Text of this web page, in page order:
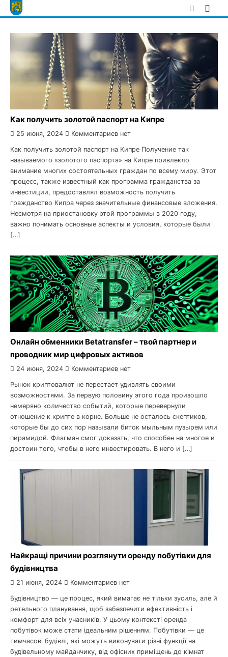
Skip
to
Как получить золотой паспорт на Кипре
25 июня, 2024 Комментариев нет
Как получить золотой паспорт на Кипре Получение так
называемого «золотого паспорта» на Кипре привлекло
внимание многих состоятельных граждан по всему миру. Этот
процесс, также известный как программа гражданства за
инвестиции, предоставлял возможность получить
гражданство Кипра через значительные финансовые вложения.
Несмотря на приостановку этой программы в 2020 году,
важно понимать основные аспекты и условия, которые были
[…]
Онлайн обменники Betatransfer – твой партнер и
проводник мир цифровых активов
24 июня, 2024 Комментариев нет
Рынок криптовалют не перестает удивлять своими
возможностями. За первую половину этого года произошло
немеряно количество событий, которые перевернули
отношение к крипте в корне. Больше не осталось скептиков,
которые бы до сих пор называли биток мыльным пузырем или
пирамидой. Флагман смог доказать, что способен на многое и
достоин того, чтобы в него инвестировать. В него и […]
Найкращі причини розглянути оренду побутівки для
будівництва
21 июня, 2024 Комментариев нет
Будівництво — це процес, який вимагає не тільки зусиль, але й
ретельного планування, щоб забезпечити ефективність і
комфорт для всіх учасників. У цьому контексті оренда
побутівок може стати ідеальним рішенням. Побутівки — це
тимчасові будівлі, які можуть виконувати різні функції на
будівельному майданчику, від офісних приміщень до кімнат